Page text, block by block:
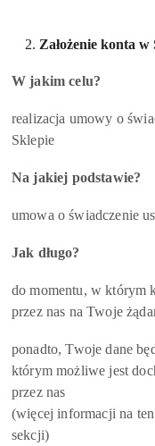
Założenie konta w
W jakim celu?
realizacja umowy o
Sklepie
Na jakiej podstawie?
umowa o świadczenie
Jak długo?
do momentu, w którym
przez nas na Twoje
ponadto, Twoje dane
którym możliwe jest
przez nas
(więcej informacji na
sekcji)